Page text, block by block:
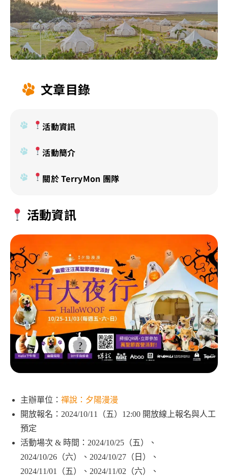
文章目錄
活動資訊
活動簡介
關於 TerryMon 團隊
活動資訊
主辦單位： 禪說：夕陽漫漫
開放報名：2024/10/11（五）12:00 開放線上報名與人工
預定
活動場次 & 時間：2024/10/25（五）、
2024/10/26（六）、2024/10/27（日）、
2024/11/01（五）、2024/11/02（六）、